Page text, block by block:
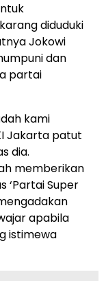
diduduki
Jokowi
dan
partai
kami
Jakarta patut
dia.
memberikan
‘Partai Super
apabila
istimewa